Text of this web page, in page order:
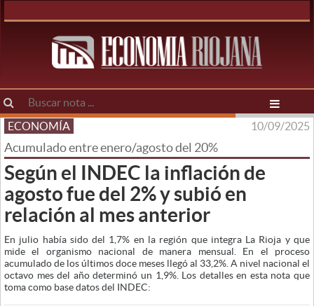
ECONOMÍA 10/09/2025
Acumulado entre enero/agosto del 20%
Según el INDEC la inflación de
agosto fue del 2% y subió en
relación al mes anterior
En julio había sido del 1,7% en la región que integra La Rioja y que
mide el organismo nacional de manera mensual. En el proceso
acumulado de los últimos doce meses llegó al 33,2%. A nivel nacional el
octavo mes del año determinó un 1,9%. Los detalles en esta nota que
toma como base datos del INDEC: